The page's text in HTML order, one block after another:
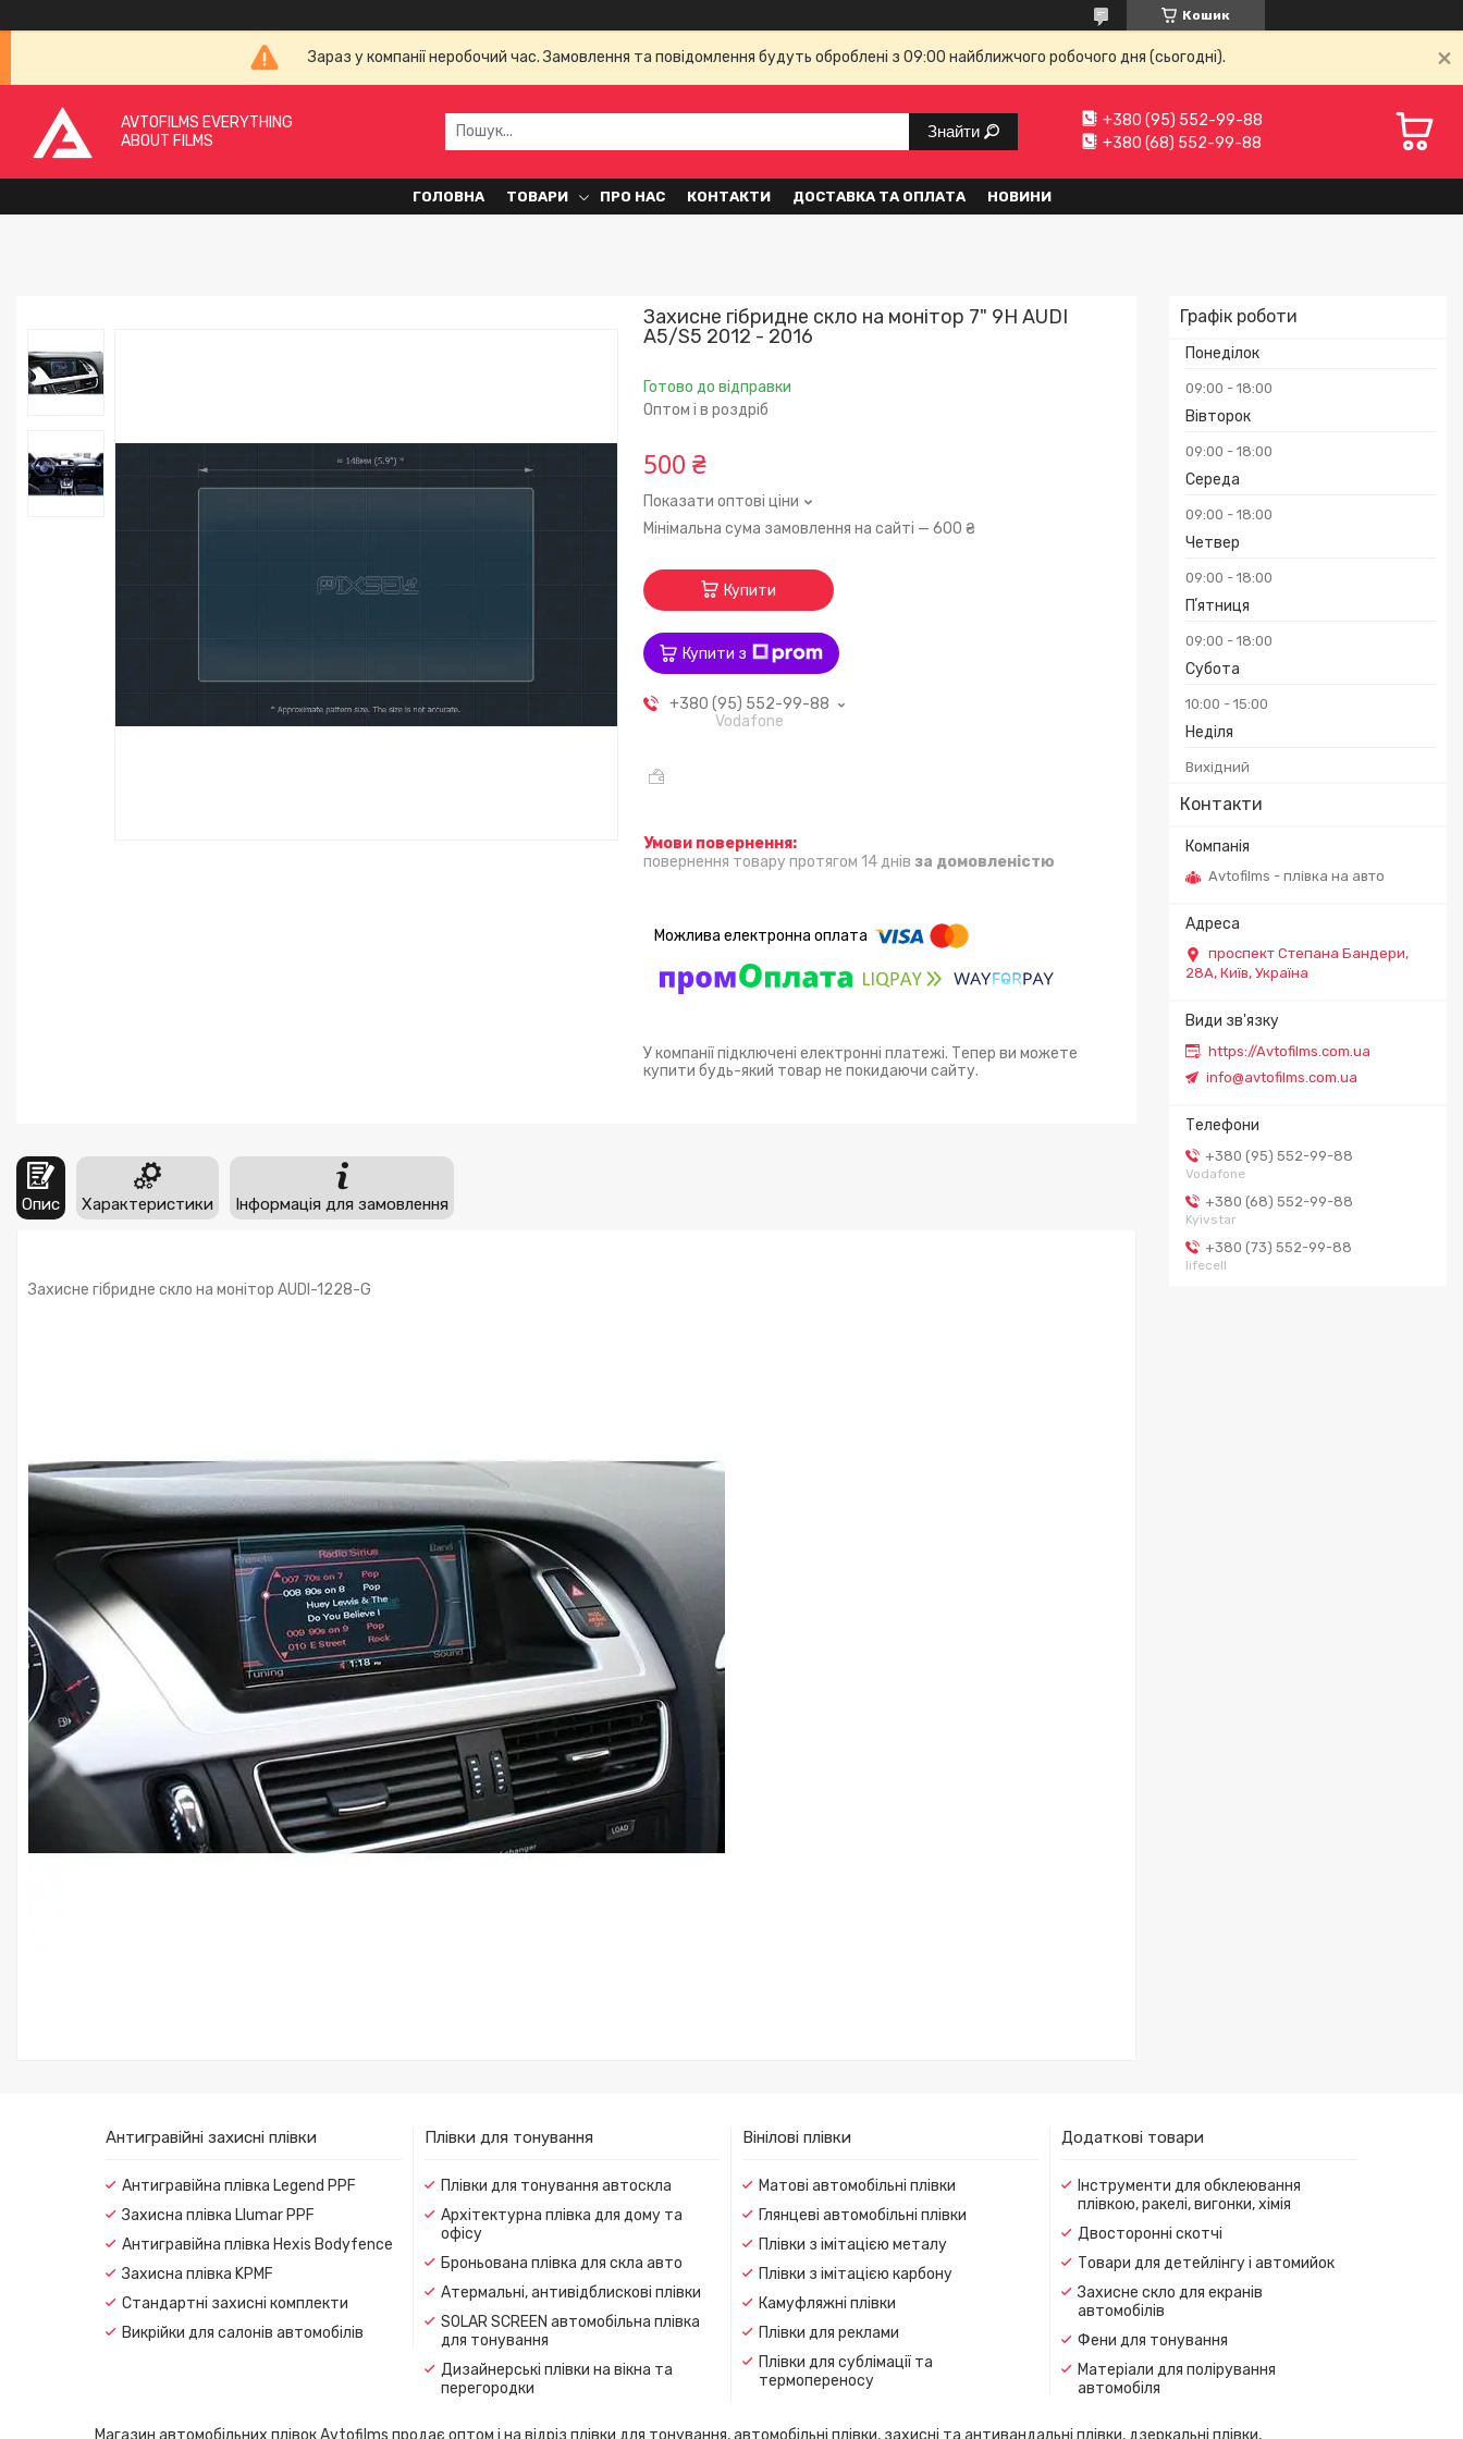
Кошик
Зараз у компанії неробочий час. Замовлення та повідомлення будуть оброблені з 09:00 найближчого робочого дня (сьогодні).
AVTOFILMS EVERYTHING
ABOUT FILMS
Знайти
+380 (95) 552-99-88
+380 (68) 552-99-88
ГОЛОВНА ТОВАРИ ПРО НАС КОНТАКТИ ДОСТАВКА ТА ОПЛАТА НОВИНИ
Графік роботи
Понеділок
09:00 18:00
Вівторок
09:00 18:00
Середа
09:00 18:00
Четвер
09:00 18:00
Пʼятниця
09:00 18:00
Субота
10:00 15:00
Неділя
Вихідний
Контакти
Avtofilms - плівка на авто
проспект Степана Бандери,
28А, Київ, Україна
https://Avtofilms.com.ua
info@avtofilms.com.ua
+380 (95) 552-99-88
Vodafone
+380 (68) 552-99-88
Kyivstar
+380 (73) 552-99-88
lifecell
Захисне гібридне скло на монітор 7" 9H AUDI
A5/S5 2012 - 2016
Готово до відправки
Оптом і в роздріб
500 ₴
Показати оптові ціни
Мінімальна сума замовлення на сайті — 600 ₴
Купити
Купити з
+380 (95) 552-99-88
Vodafone
повернення товару протягом 14 днів за домовленістю
У компанії підключені електронні платежі. Тепер ви можете
купити будь-який товар не покидаючи сайту.
Опис Характеристики Інформація для замовлення
Захисне гібридне скло на монітор AUDI-1228-G
Антигравійні захисні плівки
Антигравійна плівка Legend PPF
Захисна плівка Llumar PPF
Антигравійна плівка Hexis Bodyfence
Захисна плівка KPMF
Стандартні захисні комплекти
Викрійки для салонів автомобілів
Плівки для тонування
Плівки для тонування автоскла
Архітектурна плівка для дому та
офісу
Броньована плівка для скла авто
Атермальні, антивідблискові плівки
SOLAR SCREEN автомобільна плівка
для тонування
Дизайнерські плівки на вікна та
перегородки
Вінілові плівки
Матові автомобільні плівки
Глянцеві автомобільні плівки
Плівки з імітацією металу
Плівки з імітацією карбону
Камуфляжні плівки
Плівки для реклами
Плівки для сублімації та
термопереносу
Додаткові товари
Інструменти для обклеювання
плівкою, ракелі, вигонки, хімія
Двосторонні скотчі
Товари для детейлінгу і автомийок
Захисне скло для екранів
автомобілів
Фени для тонування
Матеріали для полірування
автомобіля
Магазин автомобільних плівок Avtofilms продає оптом і на відріз плівки для тонування, автомобільні плівки, захисні та антивандальні плівки, дзеркальні плівки,